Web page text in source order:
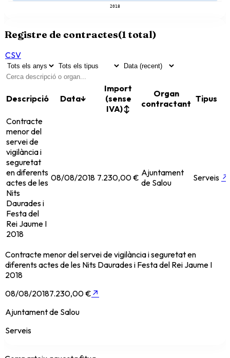
2018
Registre de contractes(1total)
CSV
Descripció Data↓
Import
(sense
IVA)↕
Organ
contractant Tipus
Contracte
menor del
servei de
vigilància i
seguretat
en diferents
actes de les
Nits
Daurades i
Festa del
Rei Jaume I
2018
08/08/2018 7.230,00 € Ajuntament
de Salou
Serveis ↗
Contracte menor del servei de vigilància i seguretat en
diferents actes de les Nits Daurades i Festa del Rei Jaume I
2018
08/08/20187.230,00 € ↗
Ajuntament de Salou
Serveis